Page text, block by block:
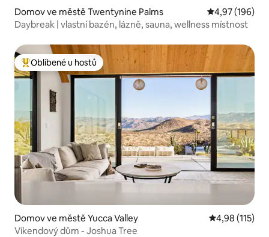
Domov ve městě Twentynine Palms Průměrné
4,97 (196)
Daybreak | vlastní bazén, lázně, sauna, wellness místnost
Nejlepší v kategorii Oblíbené u hostů
Oblíbené u hostů
Domov ve městě Yucca Valley Průměrné
4,98 (115)
Víkendový dům - Joshua Tree